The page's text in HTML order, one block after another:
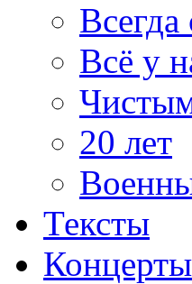
Всегда
Всё у
20 лет
Тексты
Концерты